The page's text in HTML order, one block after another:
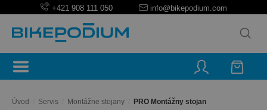
+421 908 111 050 info@bikepodium.com
Úvod Servis Montážne stojany PRO Montážny stojan